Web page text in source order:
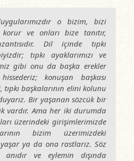
o bizim, bizi
korur ve onları bize tanıtır,
Dil içinde tıpkı
tıpkı ayaklarımızı ve
gibi onu da başka erekler
konuşan başkası
başkalarının elini kolunu
Bir yaşanan sözcük bir
vardır. Ama her iki durumda
üzerindeki girişimlerimizde
bizim üzerimizdeki
ya da ona rastlarız. Söz
ve eylemin dışında